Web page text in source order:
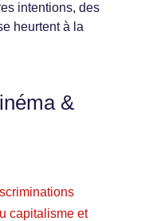
intentions, des
heurtent à la
&
capitalisme et